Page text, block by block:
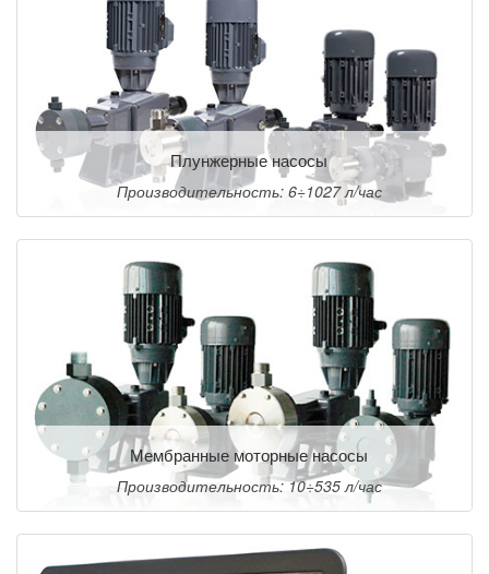
Плунжерные насосы
Производительность: 6÷1027 л/час
Мембранные моторные насосы
Производительность: 10÷535 л/час